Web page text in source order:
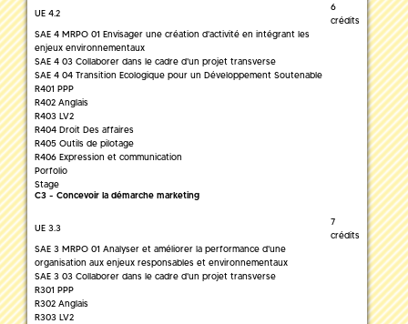
UE 4.2
6
crédits
SAE 4 MRPO 01 Envisager une création d'activité en intégrant les
enjeux environnementaux
SAE 4 03 Collaborer dans le cadre d'un projet transverse
SAE 4 04 Transition Ecologique pour un Développement Soutenable
R401 PPP
R402 Anglais
R403 LV2
R404 Droit Des affaires
R405 Outils de pilotage
R406 Expression et communication
Porfolio
Stage
C3 - Concevoir la démarche marketing
UE 3.3
7
crédits
SAE 3 MRPO 01 Analyser et améliorer la performance d'une
organisation aux enjeux responsables et environnementaux
SAE 3 03 Collaborer dans le cadre d'un projet transverse
R301 PPP
R302 Anglais
R303 LV2